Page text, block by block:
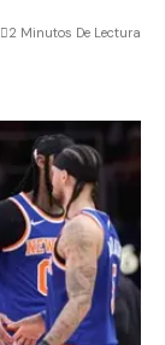
2 Minutos De Lectura